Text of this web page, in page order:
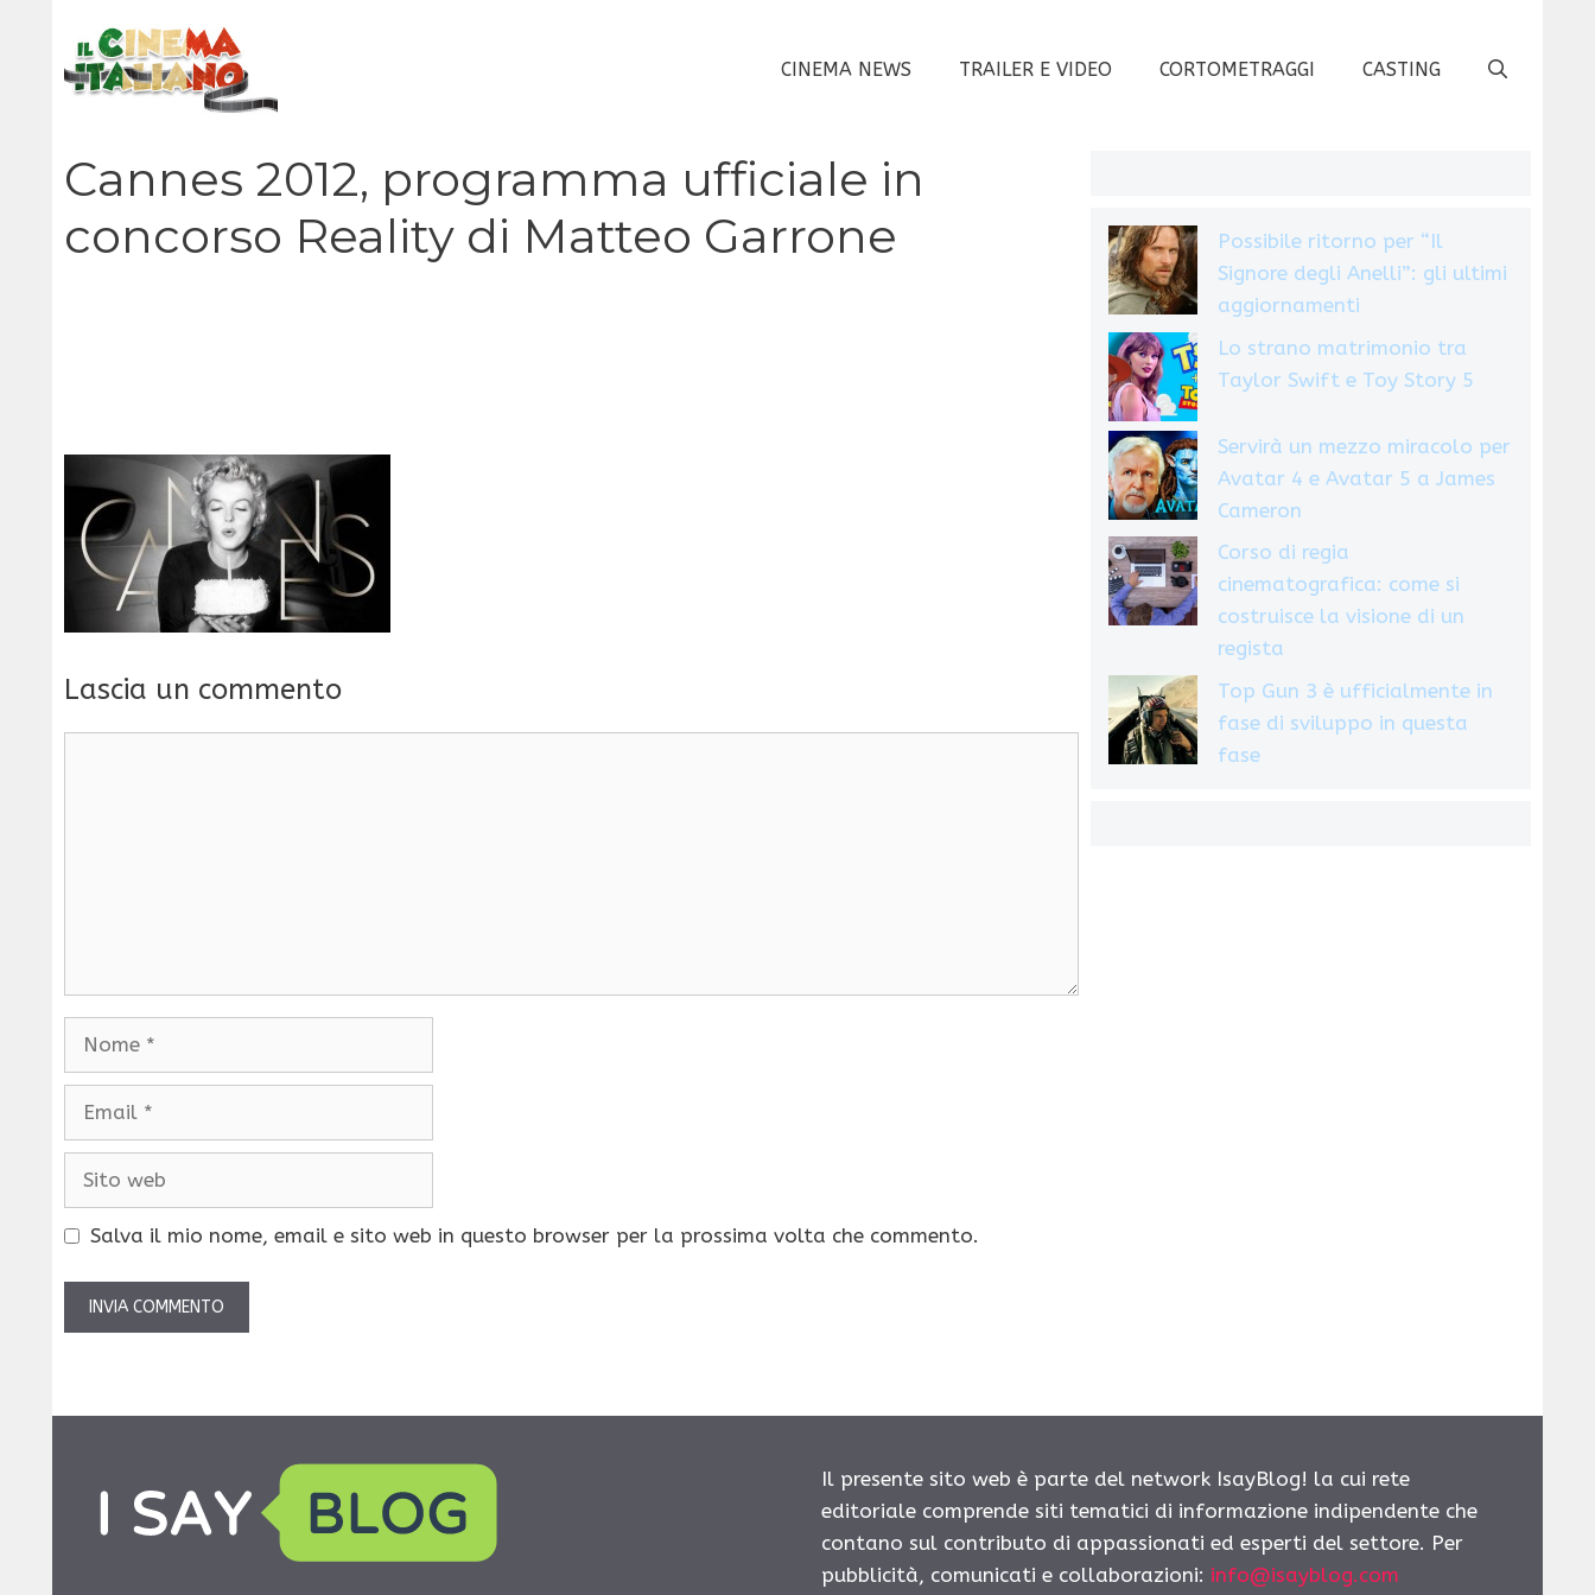
contenuto
CINEMA NEWS TRAILER E VIDEO CORTOMETRAGGI CASTING
Cannes 2012, programma ufficiale in
concorso Reality di Matteo Garrone
Lascia un commento
Salva il mio nome, email e sito web in questo browser per la prossima volta che commento.
Possibile ritorno per “Il
Signore degli Anelli”: gli ultimi
aggiornamenti
Lo strano matrimonio tra
Taylor Swift e Toy Story 5
Servirà un mezzo miracolo per
Avatar 4 e Avatar 5 a James
Cameron
Corso di regia
cinematografica: come si
costruisce la visione di un
regista
Top Gun 3 è ufficialmente in
fase di sviluppo in questa
fase
Il presente sito web è parte del network IsayBlog! la cui rete
editoriale comprende siti tematici di informazione indipendente che
contano sul contributo di appassionati ed esperti del settore. Per
pubblicità, comunicati e collaborazioni: info@isayblog.com